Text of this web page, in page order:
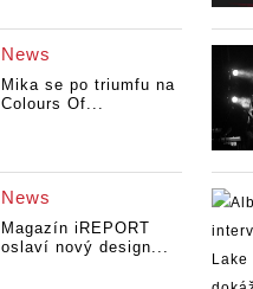
News
Mika se po triumfu na
Colours Of...
News
Magazín iREPORT
oslaví nový design...